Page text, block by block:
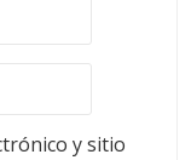
y sitio